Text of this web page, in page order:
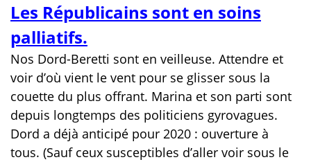
Les Républicains sont en soins
palliatifs.
Nos Dord-Beretti sont en veilleuse. Attendre et
voir d’où vient le vent pour se glisser sous la
couette du plus offrant. Marina et son parti sont
depuis longtemps des politiciens gyrovagues.
Dord a déjà anticipé pour 2020 : ouverture à
tous. (Sauf ceux susceptibles d’aller voir sous le